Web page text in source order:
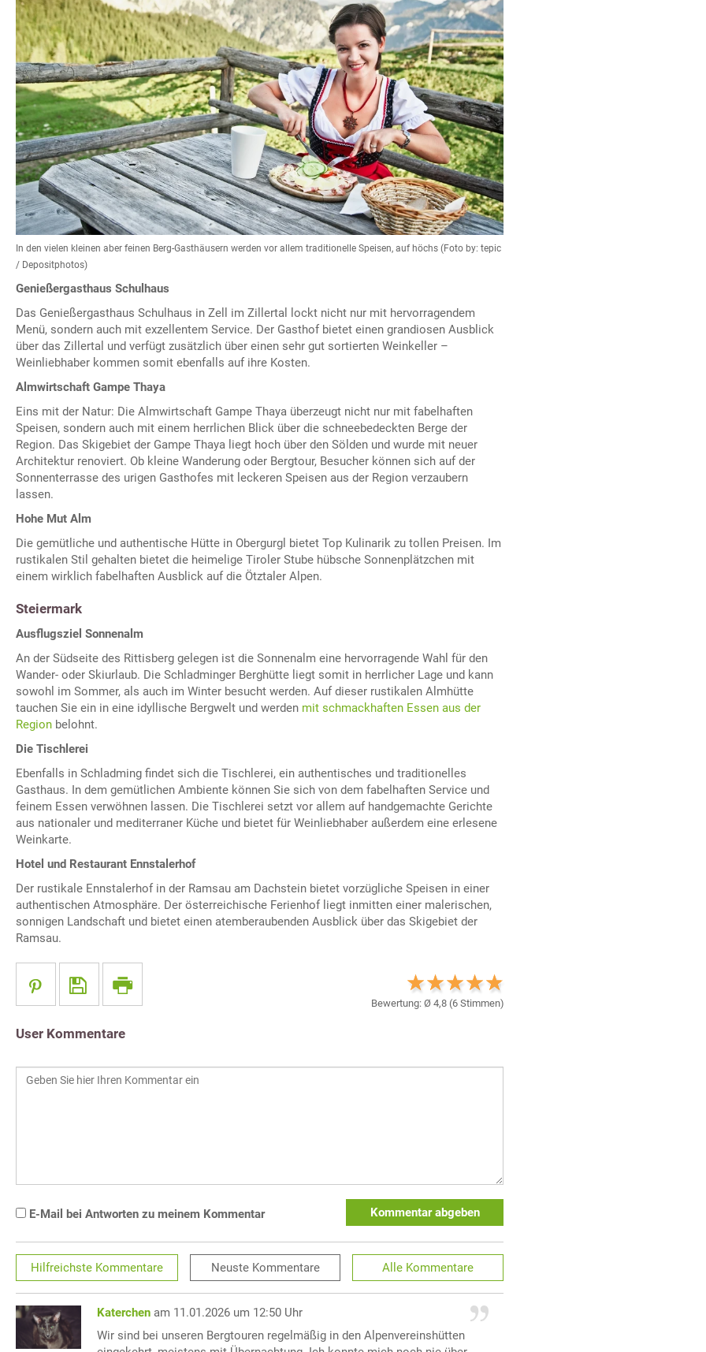
In den vielen kleinen aber feinen Berg-Gasthäusern werden vor allem traditionelle Speisen, auf höchs (Foto by: tepic
/ Depositphotos)
Genießergasthaus Schulhaus
Das Genießergasthaus Schulhaus in Zell im Zillertal lockt nicht nur mit hervorragendem
Menü, sondern auch mit exzellentem Service. Der Gasthof bietet einen grandiosen Ausblick
über das Zillertal und verfügt zusätzlich über einen sehr gut sortierten Weinkeller –
Weinliebhaber kommen somit ebenfalls auf ihre Kosten.
Almwirtschaft Gampe Thaya
Eins mit der Natur: Die Almwirtschaft Gampe Thaya überzeugt nicht nur mit fabelhaften
Speisen, sondern auch mit einem herrlichen Blick über die schneebedeckten Berge der
Region. Das Skigebiet der Gampe Thaya liegt hoch über den Sölden und wurde mit neuer
Architektur renoviert. Ob kleine Wanderung oder Bergtour, Besucher können sich auf der
Sonnenterrasse des urigen Gasthofes mit leckeren Speisen aus der Region verzaubern
lassen.
Hohe Mut Alm
Die gemütliche und authentische Hütte in Obergurgl bietet Top Kulinarik zu tollen Preisen. Im
rustikalen Stil gehalten bietet die heimelige Tiroler Stube hübsche Sonnenplätzchen mit
einem wirklich fabelhaften Ausblick auf die Ötztaler Alpen.
Steiermark
Ausflugsziel Sonnenalm
An der Südseite des Rittisberg gelegen ist die Sonnenalm eine hervorragende Wahl für den
Wander- oder Skiurlaub. Die Schladminger Berghütte liegt somit in herrlicher Lage und kann
sowohl im Sommer, als auch im Winter besucht werden. Auf dieser rustikalen Almhütte
tauchen Sie ein in eine idyllische Bergwelt und werden mit schmackhaften Essen aus der
Region belohnt.
Die Tischlerei
Ebenfalls in Schladming findet sich die Tischlerei, ein authentisches und traditionelles
Gasthaus. In dem gemütlichen Ambiente können Sie sich von dem fabelhaften Service und
feinem Essen verwöhnen lassen. Die Tischlerei setzt vor allem auf handgemachte Gerichte
aus nationaler und mediterraner Küche und bietet für Weinliebhaber außerdem eine erlesene
Weinkarte.
Hotel und Restaurant Ennstalerhof
Der rustikale Ennstalerhof in der Ramsau am Dachstein bietet vorzügliche Speisen in einer
authentischen Atmosphäre. Der österreichische Ferienhof liegt inmitten einer malerischen,
sonnigen Landschaft und bietet einen atemberaubenden Ausblick über das Skigebiet der
Ramsau.
Bewertung: Ø 4,8(6Stimmen)
User Kommentare
E-Mail bei Antworten zu meinem Kommentar Kommentar abgeben
Hilfreichste Kommentare Neuste Kommentare Alle Kommentare
Katerchen am 11.01.2026 um 12:50 Uhr
Wir sind bei unseren Bergtouren regelmäßig in den Alpenvereinshütten